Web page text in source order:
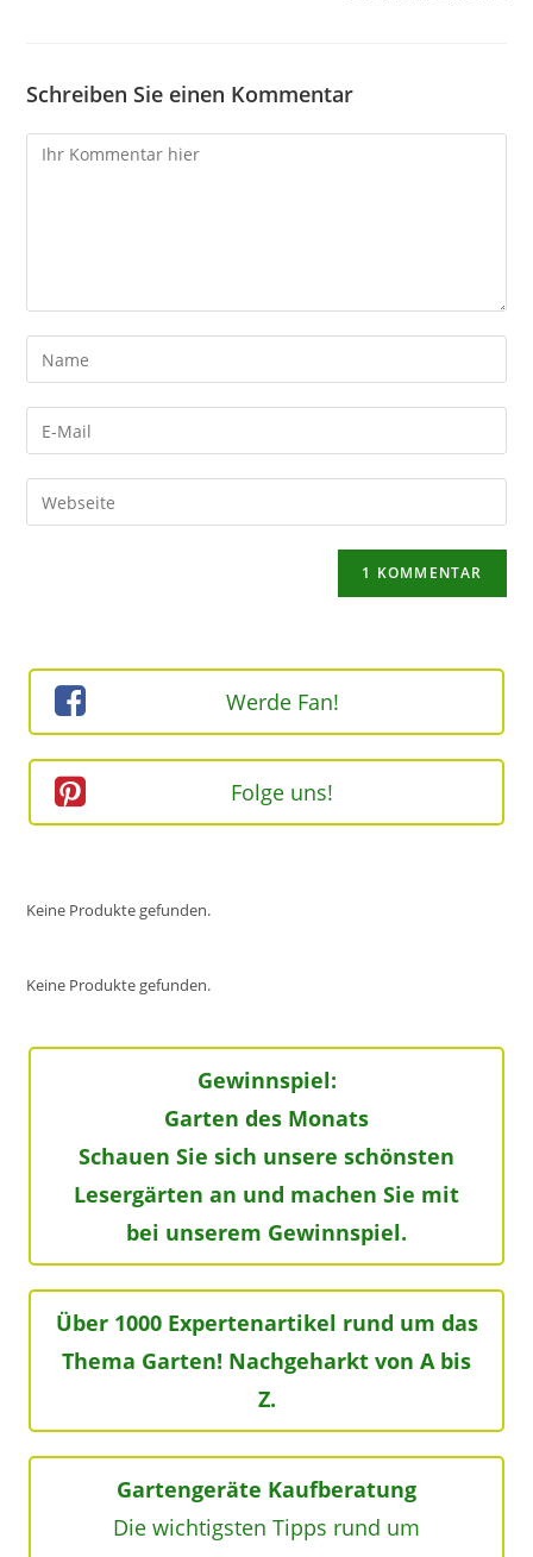
Schreiben Sie einen Kommentar
Kommentare
Gib
deinen
Namen
oder
zum
Kommentieren
Gib
deine
E-
Mail-
Gib
deine
Werde Fan!
Folge uns!
Keine Produkte gefunden.
Keine Produkte gefunden.
Gewinnspiel:
Garten des Monats
Schauen Sie sich unsere schönsten
Lesergärten an und machen Sie mit
bei unserem Gewinnspiel.
Über 1000 Expertenartikel rund um das
Thema Garten! Nachgeharkt von A bis
Z.
Gartengeräte Kaufberatung
Die wichtigsten Tipps rund um